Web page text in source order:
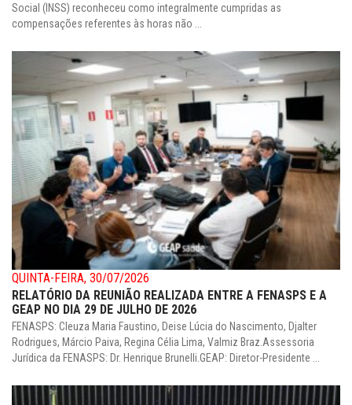
Social (INSS) reconheceu como integralmente cumpridas as
compensações referentes às horas não ...
QUINTA-FEIRA, 30/07/2026
RELATÓRIO DA REUNIÃO REALIZADA ENTRE A FENASPS E A
GEAP NO DIA 29 DE JULHO DE 2026
FENASPS: Cleuza Maria Faustino, Deise Lúcia do Nascimento, Djalter
Rodrigues, Márcio Paiva, Regina Célia Lima, Valmiz Braz.Assessoria
Jurídica da FENASPS: Dr. Henrique Brunelli.GEAP: Diretor-Presidente ...